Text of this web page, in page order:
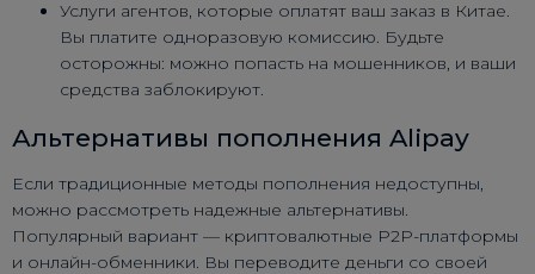
Услуги агентов, которые оплатят ваш заказ в Китае.
Вы платите одноразовую комиссию. Будьте
осторожны: можно попасть на мошенников, и ваши
средства заблокируют.
Альтернативы пополнения Alipay
Если традиционные методы пополнения недоступны,
можно рассмотреть надежные альтернативы.
Популярный вариант — криптовалютные P2P-платформы
и онлайн-обменники. Вы переводите деньги со своей